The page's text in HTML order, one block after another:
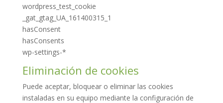
wordpress_test_cookie
_gat_gtag_UA_161400315_1
hasConsent
hasConsents
wp-settings-*
Eliminación de cookies
Puede aceptar, bloquear o eliminar las cookies
instaladas en su equipo mediante la configuración de